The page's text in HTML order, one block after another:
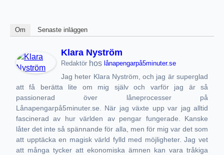
Om Senaste inläggen
Klara Nyström
Redaktör hos lånapengarpå5minuter.se
Jag heter Klara Nyström, och jag är superglad
att få berätta lite om mig själv och varför jag är så
passionerad över låneprocesser på
Lånapengarpå5minuter.se. När jag växte upp var jag alltid
fascinerad av hur världen av pengar fungerade. Kanske
låter det inte så spännande för alla, men för mig var det som
att upptäcka en magisk värld fylld med möjligheter. Jag vet
att många tycker att ekonomiska ämnen kan vara tråkiga